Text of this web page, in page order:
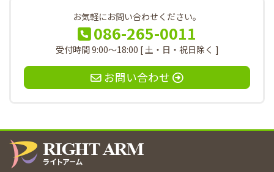
お気軽にお問い合わせください。
086-265-0011
受付時間 9:00～18:00 [ 土・日・祝日除く ]
お問い合わせ